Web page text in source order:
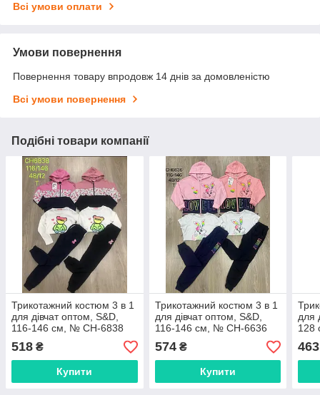
Всі умови оплати
Умови повернення
Повернення товару впродовж 14 днів за домовленістю
Всі умови повернення
Подібні товари компанії
Трикотажний костюм 3 в 1
для дівчат оптом, S&D,
116-146 см, № CH-6838
518 ₴
Купити
Трикотажний костюм 3 в 1
для дівчат оптом, S&D,
116-146 см, № CH-6636
574₴
Купити
для
128
463